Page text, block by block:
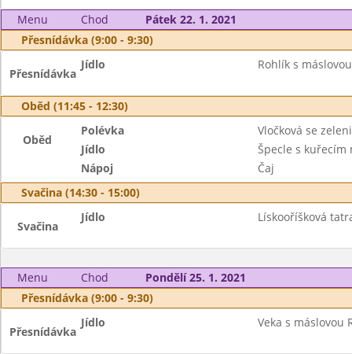
Menu Chod
Pátek 22. 1. 2021
Přesnídávka (9:00 - 9:30)
Přesnídávka
Jídlo Rohlík s
Oběd (11:45 - 12:30)
Oběd
Polévka
Vločková se
Jídlo
Špecle s kuřecím
Nápoj
Čaj
Svačina (14:30 - 15:00)
Svačina
Jídlo Lískooříšková
Menu Chod
Pondělí 25. 1. 2021
Přesnídávka (9:00 - 9:30)
Přesnídávka
Jídlo Veka s máslovou